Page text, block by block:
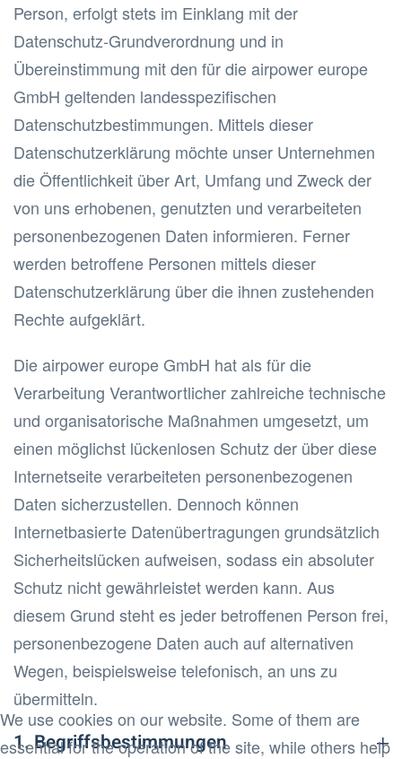
Person, erfolgt stets im Einklang mit der
Datenschutz-Grundverordnung und in
Übereinstimmung mit den für die airpower europe
GmbH geltenden landesspezifischen
Datenschutzbestimmungen. Mittels dieser
Datenschutzerklärung möchte unser Unternehmen
die Öffentlichkeit über Art, Umfang und Zweck der
von uns erhobenen, genutzten und verarbeiteten
personenbezogenen Daten informieren. Ferner
werden betroffene Personen mittels dieser
Datenschutzerklärung über die ihnen zustehenden
Rechte aufgeklärt.
Die airpower europe GmbH hat als für die
Verarbeitung Verantwortlicher zahlreiche technische
und organisatorische Maßnahmen umgesetzt, um
einen möglichst lückenlosen Schutz der über diese
Internetseite verarbeiteten personenbezogenen
Daten sicherzustellen. Dennoch können
Internetbasierte Datenübertragungen grundsätzlich
Sicherheitslücken aufweisen, sodass ein absoluter
Schutz nicht gewährleistet werden kann. Aus
diesem Grund steht es jeder betroffenen Person frei,
personenbezogene Daten auch auf alternativen
Wegen, beispielsweise telefonisch, an uns zu
übermitteln.
1. Begriffsbestimmungen
We use cookies on our website. Some of them are
essential for the operation of the site, while others help